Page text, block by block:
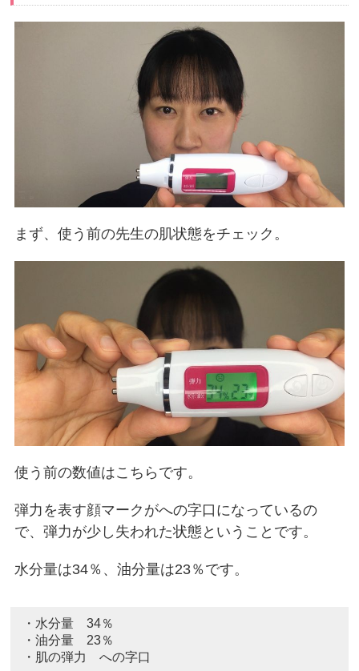
まず、使う前の先生の肌状態をチェック。
使う前の数値はこちらです。
弾力を表す顔マークがへの字口になっているの
で、弾力が少し失われた状態ということです。
水分量は34％、油分量は23％です。
・水分量 34％
・油分量 23％
・肌の弾力 への字口